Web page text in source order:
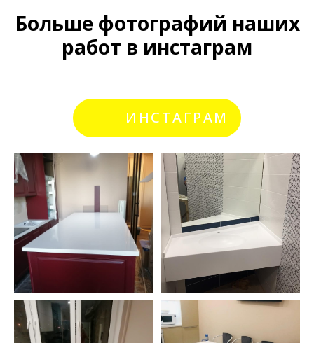
Больше фотографий наших
работ в инстаграм
ИНСТАГРАМ